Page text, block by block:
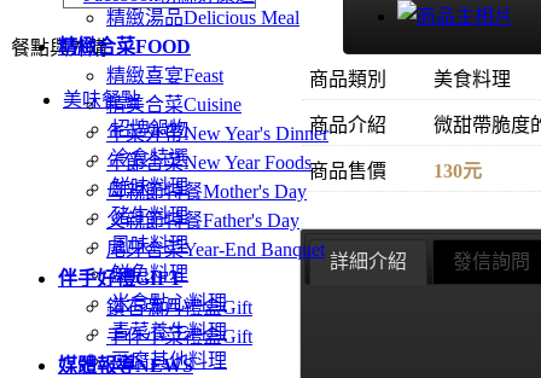
精緻湯品Delicious Meal
精緻合菜FOOD
精緻喜宴Feast
精美合菜Cuisine
年菜外帶New Year's Dinner
年節合菜New Year Foods
母親節特餐Mother's Day
父親節特餐Father's Day
尾牙合菜Year-End Banquet
伴手好禮GIFT
鑽石彌月禮盒Gift
手作小菜禮盒Gift
媒體報導NEWS
餐點與外購
美味餐點
招牌鍋物
冷食特選
鮮味料理
豬牛料理
風味料理
鮮魚料理
米食點心料理
青菜養生料理
豆腐其他料理
商品類別 美食料理
商品介紹 微甜帶脆度
商品售價 130元
詳細介紹 發信詢問